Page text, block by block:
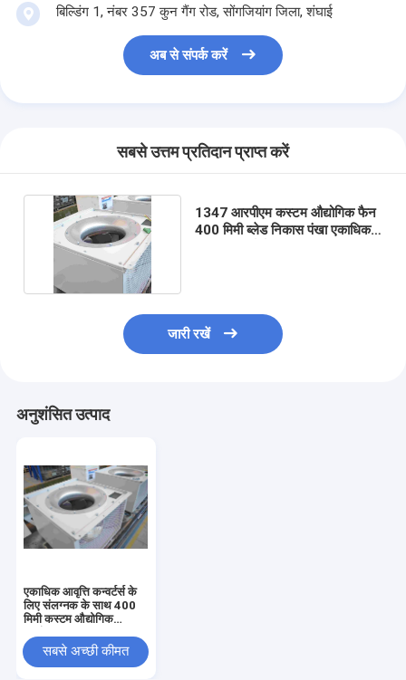
बिल्डिंग 1, नंबर 357 कुन गैंग रोड, सोंगजियांग जिला, शंघाई
अब से संपर्क करें
सबसे उत्तम प्रतिदान प्राप्त करें
1347 आरपीएम कस्टम औद्योगिक फैन
400 मिमी ब्लेड निकास पंखा एकाधिक
जारी रखें
अनुशंसित उत्पाद
एकाधिक आवृत्ति कन्वर्टर्स के
लिए संलग्नक के साथ 400
मिमी कस्टम औद्योगिक
सबसे अच्छी कीमत